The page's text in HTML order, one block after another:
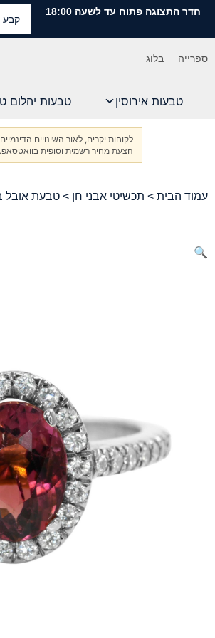
חדר התצוגה פתוח עד לשעה 18:00
קבע
ספרייה בלוג
טבעות אירוסין טבעות יהלום
לקוחות יקרים, לאור השינויים
הצעת מחיר רשמית וסופית בוואטסאפ.
עמוד הבית > תכשיטי אבני חן > טבעת אובל
🔍